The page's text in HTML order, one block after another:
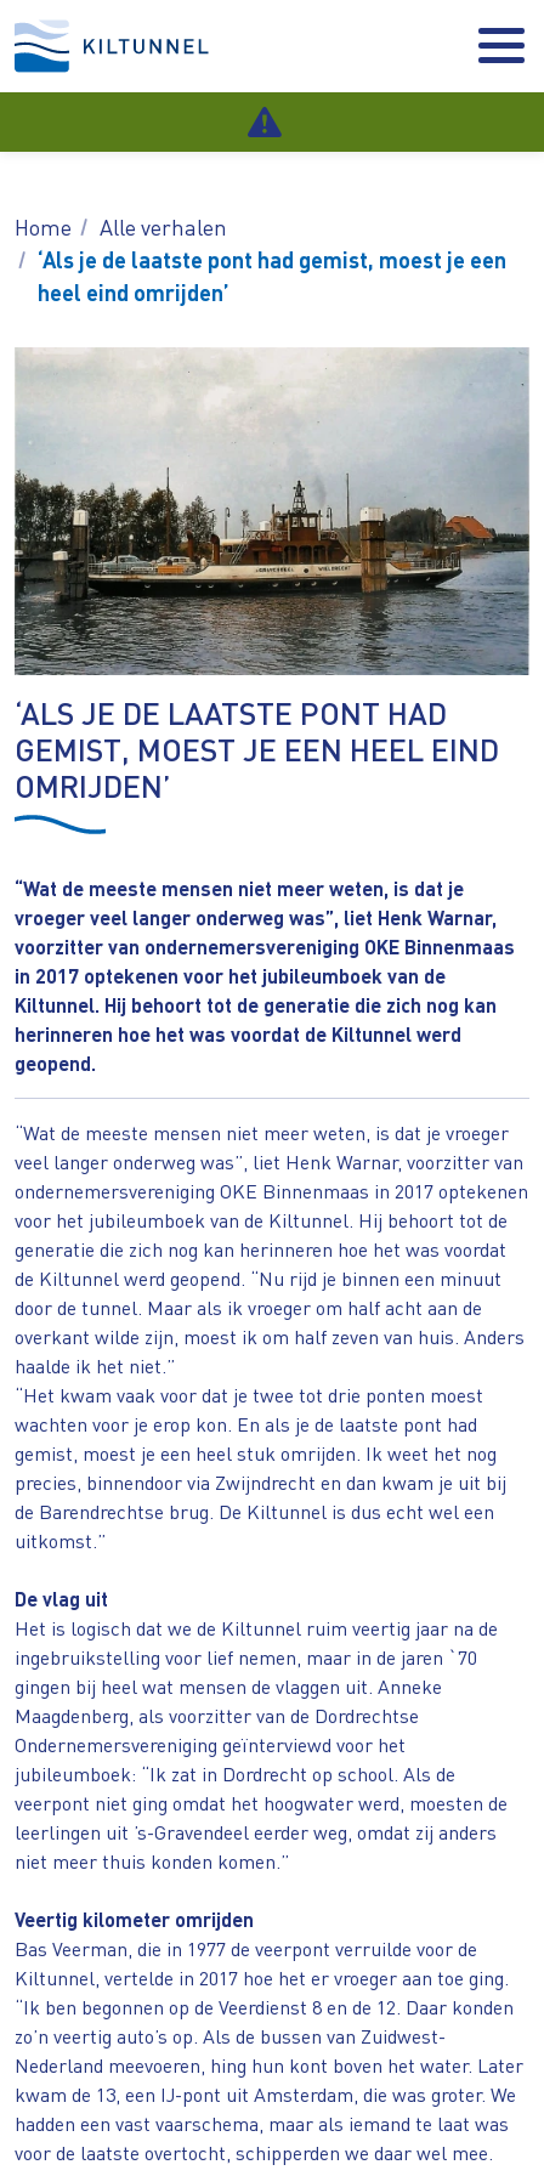
Home
Alle verhalen
‘Als je de laatste pont had gemist, moest je een
heel eind omrijden’
‘ALS JE DE LAATSTE PONT HAD
GEMIST, MOEST JE EEN HEEL EIND
OMRIJDEN’
“Wat de meeste mensen niet meer weten, is dat je
vroeger veel langer onderweg was”, liet Henk Warnar,
voorzitter van ondernemersvereniging OKE Binnenmaas
in 2017 optekenen voor het jubileumboek van de
Kiltunnel. Hij behoort tot de generatie die zich nog kan
herinneren hoe het was voordat de Kiltunnel werd
geopend.
“Wat de meeste mensen niet meer weten, is dat je vroeger
veel langer onderweg was”, liet Henk Warnar, voorzitter van
ondernemersvereniging OKE Binnenmaas in 2017 optekenen
voor het jubileumboek van de Kiltunnel. Hij behoort tot de
generatie die zich nog kan herinneren hoe het was voordat
de Kiltunnel werd geopend. “Nu rijd je binnen een minuut
door de tunnel. Maar als ik vroeger om half acht aan de
overkant wilde zijn, moest ik om half zeven van huis. Anders
haalde ik het niet.”
“Het kwam vaak voor dat je twee tot drie ponten moest
wachten voor je erop kon. En als je de laatste pont had
gemist, moest je een heel stuk omrijden. Ik weet het nog
precies, binnendoor via Zwijndrecht en dan kwam je uit bij
de Barendrechtse brug. De Kiltunnel is dus echt wel een
uitkomst.”
De vlag uit
Het is logisch dat we de Kiltunnel ruim veertig jaar na de
ingebruikstelling voor lief nemen, maar in de jaren `70
gingen bij heel wat mensen de vlaggen uit. Anneke
Maagdenberg, als voorzitter van de Dordrechtse
Ondernemersvereniging geïnterviewd voor het
jubileumboek: “Ik zat in Dordrecht op school. Als de
veerpont niet ging omdat het hoogwater werd, moesten de
leerlingen uit ’s-Gravendeel eerder weg, omdat zij anders
niet meer thuis konden komen.”
Veertig kilometer omrijden
Bas Veerman, die in 1977 de veerpont verruilde voor de
Kiltunnel, vertelde in 2017 hoe het er vroeger aan toe ging.
“Ik ben begonnen op de Veerdienst 8 en de 12. Daar konden
zo’n veertig auto’s op. Als de bussen van Zuidwest-
Nederland meevoeren, hing hun kont boven het water. Later
kwam de 13, een IJ-pont uit Amsterdam, die was groter. We
hadden een vast vaarschema, maar als iemand te laat was
voor de laatste overtocht, schipperden we daar wel mee.